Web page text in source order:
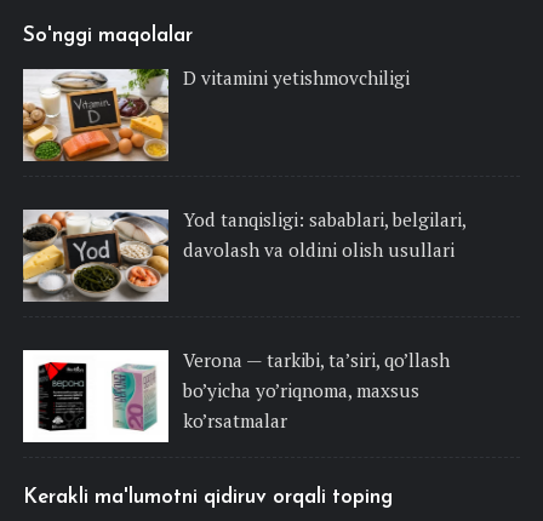
So'nggi maqolalar
D vitamini yetishmovchiligi
Yod tanqisligi: sabablari, belgilari,
davolash va oldini olish usullari
Verona — tarkibi, ta’siri, qo’llash
bo’yicha yo’riqnoma, maxsus
ko’rsatmalar
Kerakli ma'lumotni qidiruv orqali toping